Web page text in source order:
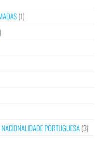
(1)
PORTUGUESA(3)